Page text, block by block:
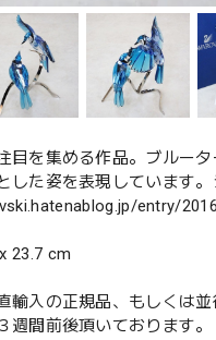
目を集める作品。ブルー
した姿を表現しています
entry/
23.7 cm
輸入の正規品、もしくは並
週間前後頂いております。